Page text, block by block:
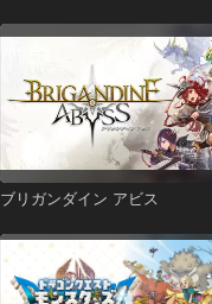
ブリガンダイン アビス